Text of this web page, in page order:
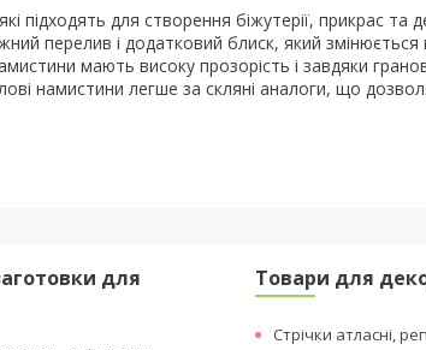
підходять для створення біжутерії, прикрас та
перелив і додатковий блиск, який змінюється
мають високу прозорість і завдяки
намистини легше за скляні аналоги, що
для Товари для
Стрічки атласні,